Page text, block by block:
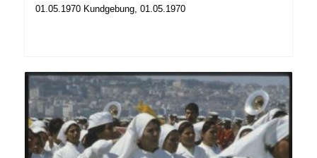
01.05.1970 Kundgebung, 01.05.1970